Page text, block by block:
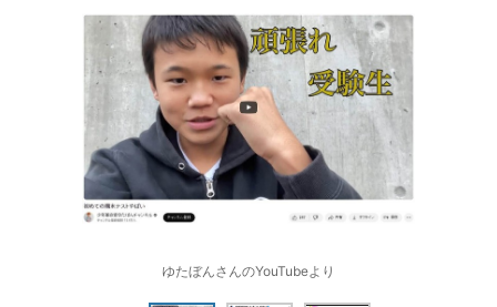
ゆたぼんさんのYouTubeより